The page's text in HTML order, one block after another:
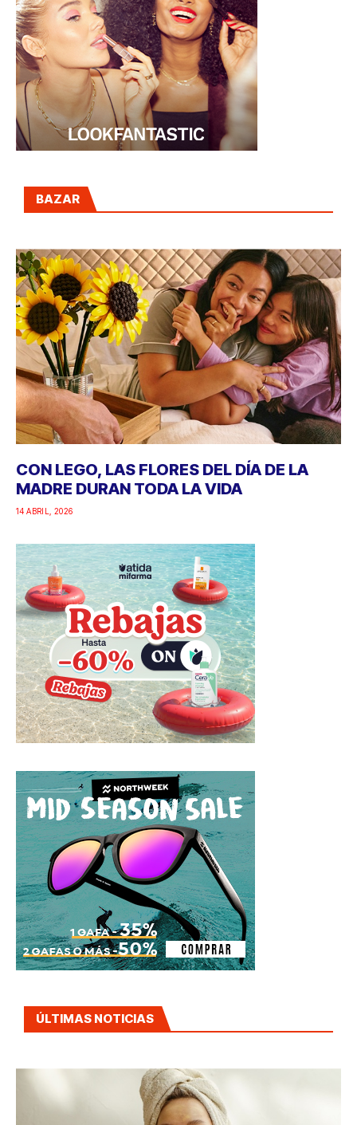
BAZAR
CON LEGO, LAS FLORES DEL DÍA DE LA
MADRE DURAN TODA LA VIDA
14 ABRIL, 2026
ÚLTIMAS NOTICIAS